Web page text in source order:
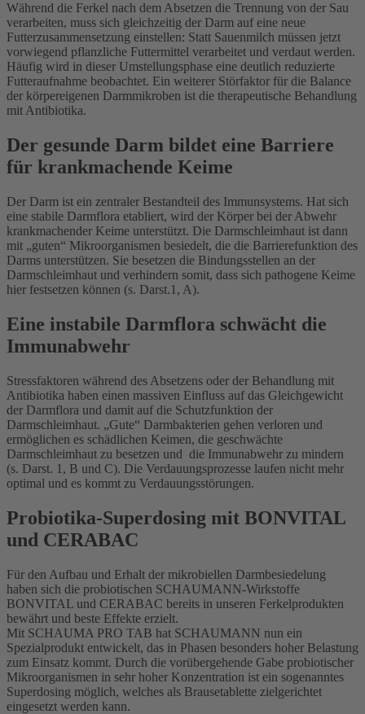
Während die Ferkel nach dem Absetzen die Trennung von der Sau
verarbeiten, muss sich gleichzeitig der Darm auf eine neue
Futterzusammensetzung einstellen: Statt Sauenmilch müssen jetzt
vorwiegend pflanzliche Futtermittel verarbeitet und verdaut werden.
Häufig wird in dieser Umstellungsphase eine deutlich reduzierte
Futteraufnahme beobachtet. Ein weiterer Störfaktor für die Balance
der körpereigenen Darmmikroben ist die therapeutische Behandlung
mit Antibiotika.
Der gesunde Darm bildet eine Barriere
für krankmachende Keime
Der Darm ist ein zentraler Bestandteil des Immunsystems. Hat sich
eine stabile Darmflora etabliert, wird der Körper bei der Abwehr
krankmachender Keime unterstützt. Die Darmschleimhaut ist dann
mit „guten“ Mikroorganismen besiedelt, die die Barrierefunktion des
Darms unterstützen. Sie besetzen die Bindungsstellen an der
Darmschleimhaut und verhindern somit, dass sich pathogene Keime
hier festsetzen können (s. Darst.1, A).
Eine instabile Darmflora schwächt die
Immunabwehr
Stressfaktoren während des Absetzens oder der Behandlung mit
Antibiotika haben einen massiven Einfluss auf das Gleichgewicht
der Darmflora und damit auf die Schutzfunktion der
Darmschleimhaut. „Gute“ Darmbakterien gehen verloren und
ermöglichen es schädlichen Keimen, die geschwächte
Darmschleimhaut zu besetzen und die Immunabwehr zu mindern
(s. Darst. 1, B und C). Die Verdauungsprozesse laufen nicht mehr
optimal und es kommt zu Verdauungsstörungen.
Probiotika-Superdosing mit BONVITAL
und CERABAC
Für den Aufbau und Erhalt der mikrobiellen Darmbesiedelung
haben sich die probiotischen SCHAUMANN-Wirkstoffe
BONVITAL und CERABAC bereits in unseren Ferkelprodukten
bewährt und beste Effekte erzielt.
Mit SCHAUMA PRO TAB hat SCHAUMANN nun ein
Spezialprodukt entwickelt, das in Phasen besonders hoher Belastung
zum Einsatz kommt. Durch die vorübergehende Gabe probiotischer
Mikroorganismen in sehr hoher Konzentration ist ein sogenanntes
Superdosing möglich, welches als Brausetablette zielgerichtet
eingesetzt werden kann.